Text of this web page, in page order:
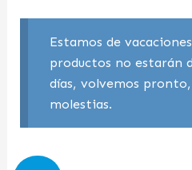
Estamos de
productos no estarán
días, volvemos pronto,
molestias.